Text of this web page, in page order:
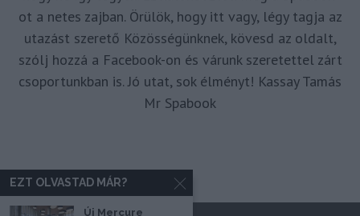
ot a netes zajban. Örülök, hogy itt vagy, légy tagja az
utazást szerető Közösségünknek, kövesd az oldalt,
szólj hozzá a Facebook-on és várunk szeretettel zárt
csoportunkban is. Jó utat, sok élményt! Kassay Tamás
Mr Spabook
EZT OLVASTAD MÁR?
Új Mercure